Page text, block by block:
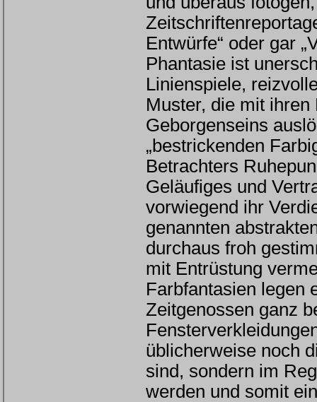
Entwürfe“ oder gar
Phantasie ist
Linienspiele,
Muster, die mit
Geborgenseins
„bestrickenden
Betrachters
Geläufiges und
vorwiegend ihr
genannten
durchaus froh
mit Entrüstung
Farbfantasien legen
Zeitgenossen ganz
üblicherweise noch
sind, sondern im
werden und somit